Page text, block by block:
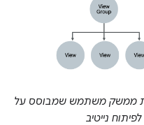
ממשק משתמש שמבוסס על